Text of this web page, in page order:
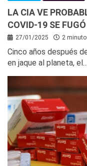
LA CIA VE
COVID-19 SE
27/01/2025 2
Cinco años después
en jaque al planeta, el…